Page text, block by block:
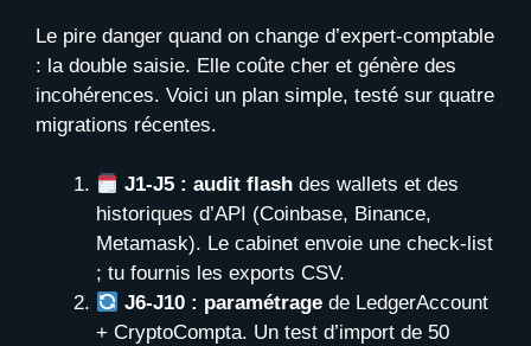
Le pire danger quand on change d’expert-comptable
: la double saisie. Elle coûte cher et génère des
incohérences. Voici un plan simple, testé sur quatre
migrations récentes.
J1-J5 : audit flash des wallets et des
historiques d’API (Coinbase, Binance,
Metamask). Le cabinet envoie une check-list
; tu fournis les exports CSV.
J6-J10 : paramétrage de LedgerAccount
+ CryptoCompta. Un test d’import de 50